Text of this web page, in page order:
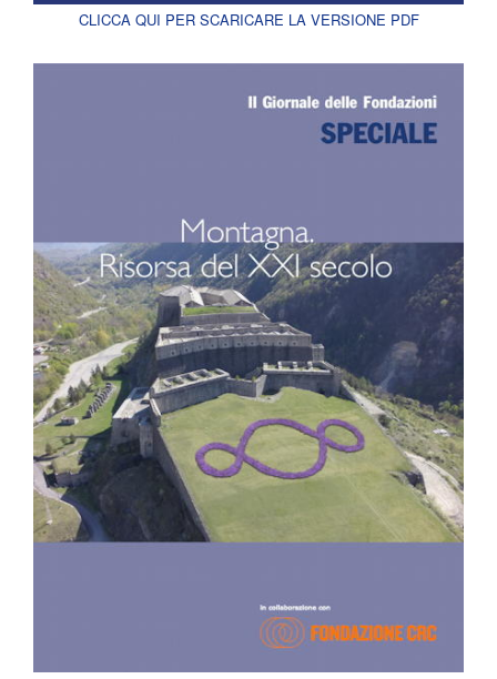
CLICCA QUI PER SCARICARE LA VERSIONE PDF